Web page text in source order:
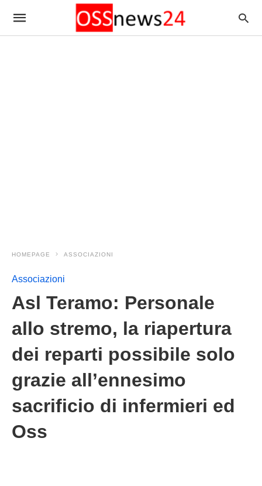
HOMEPAGE ASSOCIAZIONI
Associazioni
Asl Teramo: Personale
allo stremo, la riapertura
dei reparti possibile solo
grazie all’ennesimo
sacrificio di infermieri ed
Oss